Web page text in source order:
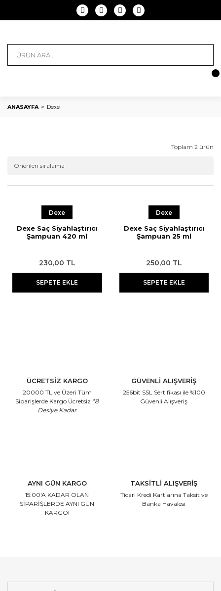
ANASAYFA Dexe
Toplam 2 ürün
Dexe
Dexe Saç Siyahlaştırıcı
Şampuan 420 ml
230,00 TL
SEPETE EKLE
Dexe
Dexe Saç Siyahlaştırıcı
Şampuan 25 ml
250,00 TL
SEPETE EKLE
ÜCRETSİZ KARGO
20000 TL ve Üzeri Tüm
Siparişlerde Kargo Ücretsiz *8
Desiye Kadar
GÜVENLİ ALIŞVERİŞ
256bit SSL Sertifikası ile %100
Güvenli Alışveriş
AYNI GÜN KARGO
15:00'A KADAR OLAN
SİPARİŞLERDE AYNI GÜN
KARGO!
TAKSİTLİ ALIŞVERİŞ
Ticari Kredi Kartlarına Taksit ve
Banka Havalesi